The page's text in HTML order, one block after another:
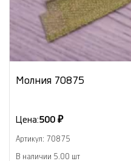
Молния 70875
Цена:500 ₽
Артикул: 70875
В наличии 5.00 шт